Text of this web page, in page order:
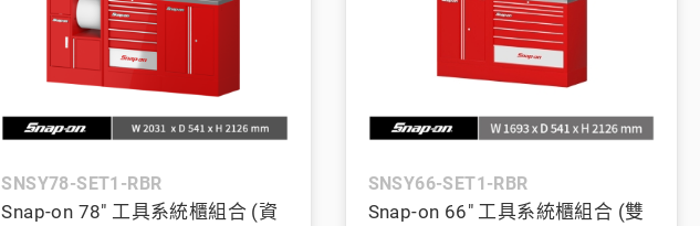
SNSY78-SET1-RBR
Snap-on 78" 工具系統櫃組合 (資
SNSY66-SET1-RBR
Snap-on 66" 工具系統櫃組合 (雙